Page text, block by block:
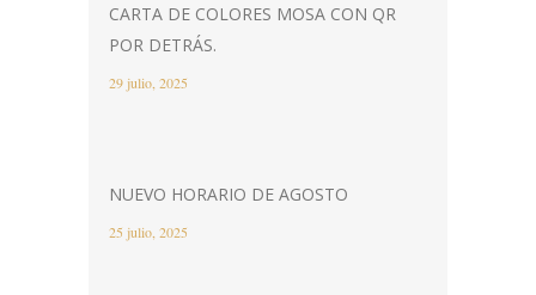
CARTA DE COLORES MOSA CON QR
POR DETRÁS.
29 julio, 2025
NUEVO HORARIO DE AGOSTO
25 julio, 2025